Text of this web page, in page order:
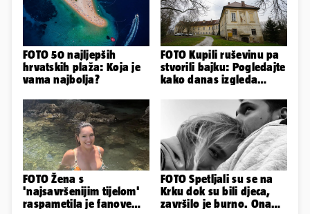
FOTO 50 najljepših
hrvatskih plaža: Koja je
vama najbolja?
FOTO Kupili ruševinu pa
stvorili bajku: Pogledajte
kako danas izgleda
FOTO Žena s
'najsavršenijim tijelom'
raspametila je fanove
FOTO Spetljali su se na
Krku dok su bili djeca,
završilo je burno. Ona